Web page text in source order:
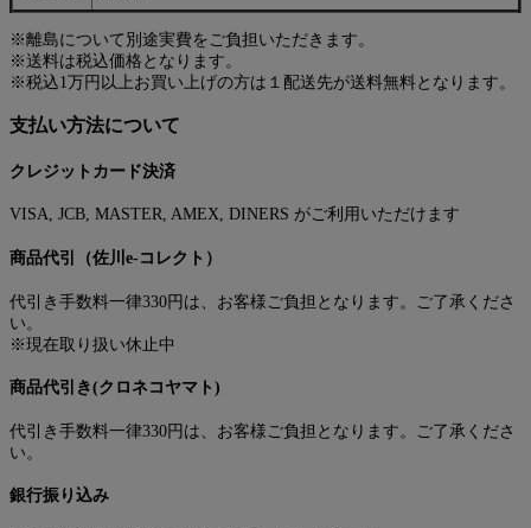
※離島について別途実費をご負担いただきます。
※送料は税込価格となります。
※税込1万円以上お買い上げの方は１配送先が送料無料となります。
支払い方法について
クレジットカード決済
VISA, JCB, MASTER, AMEX, DINERS がご利用いただけます
商品代引（佐川e-コレクト）
代引き手数料一律330円は、お客様ご負担となります。ご了承くださ
い。
※現在取り扱い休止中
商品代引き(クロネコヤマト)
代引き手数料一律330円は、お客様ご負担となります。ご了承くださ
い。
銀行振り込み